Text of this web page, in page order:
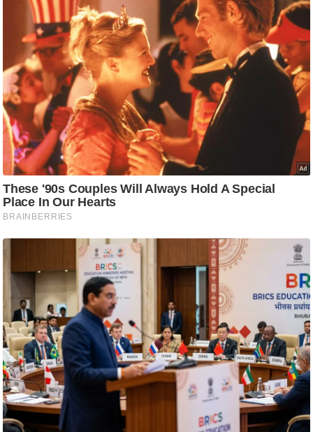
ट
न
स्थ
ल
फि
ट
ने
स
मं
त्रा
श
न
शि
प
रा
ज
नी
ति
वि